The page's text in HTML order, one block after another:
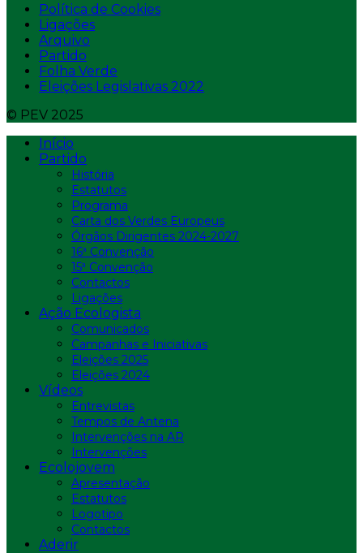
Política de Cookies
Ligações
Arquivo
Partido
Folha Verde
Eleições Legislativas 2022
© PEV 2025
Início
Partido
História
Estatutos
Programa
Carta dos Verdes Europeus
Órgãos Dirigentes 2024-2027
16ª Convenção
15ª Convenção
Contactos
Ligações
Ação Ecologista
Comunicados
Campanhas e Iniciativas
Eleições 2025
Eleições 2024
Vídeos
Entrevistas
Tempos de Antena
Intervenções na AR
Intervenções
Ecolojovem
Apresentação
Estatutos
Logotipo
Contactos
Aderir